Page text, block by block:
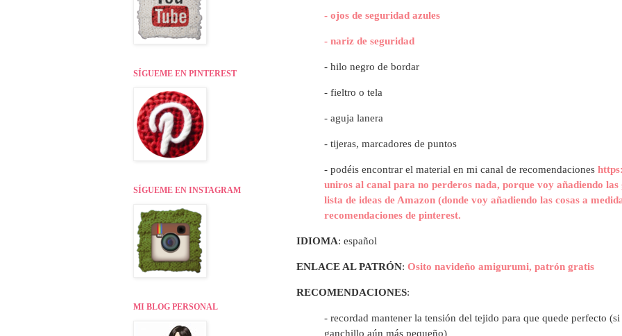
- ojos de seguridad azules
- nariz de seguridad
- hilo negro de bordar
- fieltro o tela
- aguja lanera
- tijeras, marcadores de puntos
- podéis encontrar el material en mi canal de recomendaciones
uniros al canal para no perderos nada, porque voy añadiendo
lista de ideas de Amazon (donde voy añadiendo las cosas a
recomendaciones de pinterest.
IDIOMA: español
ENLACE AL PATRÓN: Osito navideño amigurumi, patrón gratis
RECOMENDACIONES:
- recordad mantener la tensión del tejido para que quede perfecto
ganchillo aún más pequeño)
SÍGUEME EN PINTEREST
SÍGUEME EN INSTAGRAM
MI BLOG PERSONAL